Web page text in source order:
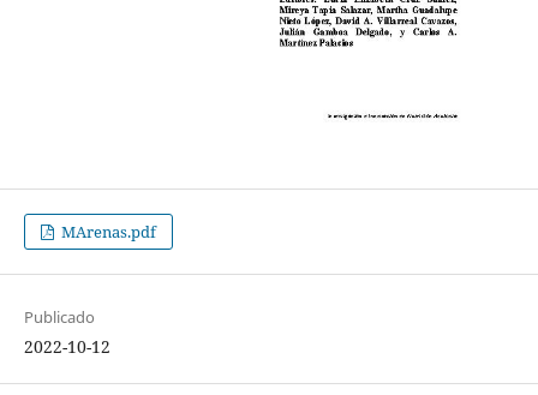
MArenas.pdf
Publicado
2022-10-12